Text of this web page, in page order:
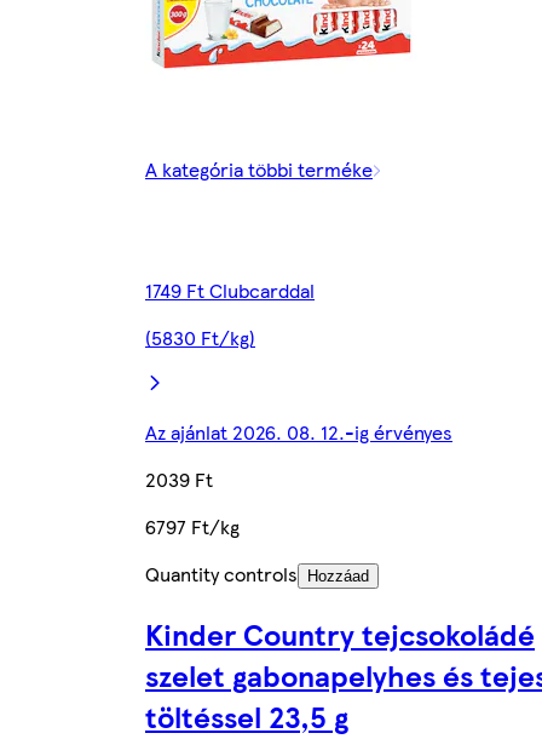
A kategória többi terméke
1749 Ft Clubcarddal
(5830 Ft/kg)
Az ajánlat 2026. 08. 12.-ig érvényes
2039 Ft
6797 Ft/kg
Quantity controls
Hozzáad
Kinder Country tejcsokoládé
szelet gabonapelyhes és
töltéssel 23,5 g